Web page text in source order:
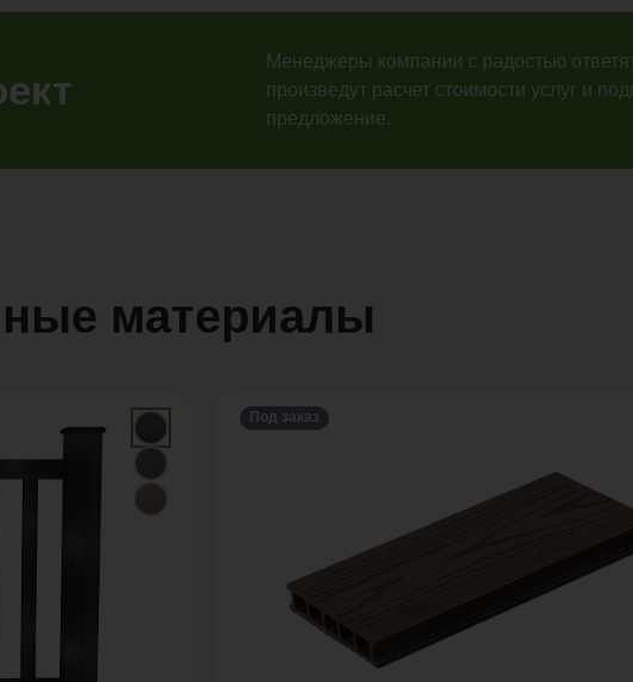
Менеджеры компании с радостью
произведут расчет стоимости услуг и
предложение.
материалы
Под заказ